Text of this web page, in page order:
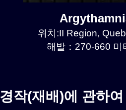
위치:II Region,
해발：270-660 미
경작(재배)에 관하